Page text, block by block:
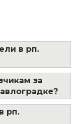
в рп.
за
рп.